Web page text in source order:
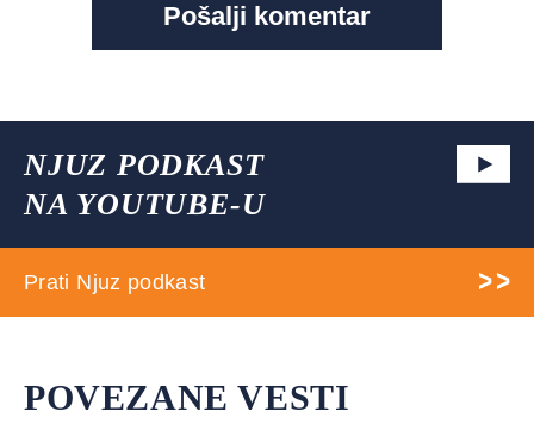
NJUZ PODKAST
NA YOUTUBE-U
Prati Njuz podkast
POVEZANE VESTI